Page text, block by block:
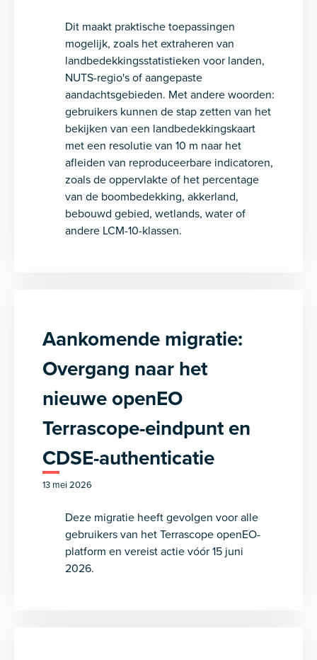
Dit maakt praktische toepassingen
mogelijk, zoals het extraheren van
landbedekkingsstatistieken voor landen,
NUTS-regio's of aangepaste
aandachtsgebieden. Met andere woorden:
gebruikers kunnen de stap zetten van het
bekijken van een landbedekkingskaart
met een resolutie van 10 m naar het
afleiden van reproduceerbare indicatoren,
zoals de oppervlakte of het percentage
van de boombedekking, akkerland,
bebouwd gebied, wetlands, water of
andere LCM-10-klassen.
Aankomende migratie:
Overgang naar het
nieuwe openEO
Terrascope-eindpunt en
CDSE-authenticatie
13 mei 2026
Deze migratie heeft gevolgen voor alle
gebruikers van het Terrascope openEO-
platform en vereist actie vóór 15 juni
2026.